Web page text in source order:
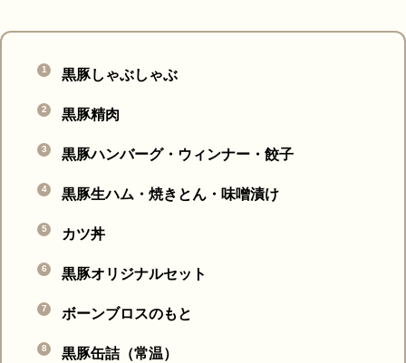
黒豚しゃぶしゃぶ
黒豚精肉
黒豚ハンバーグ・ウィンナー・餃子
黒豚生ハム・焼きとん・味噌漬け
カツ丼
黒豚オリジナルセット
ボーンブロスのもと
黒豚缶詰（常温）